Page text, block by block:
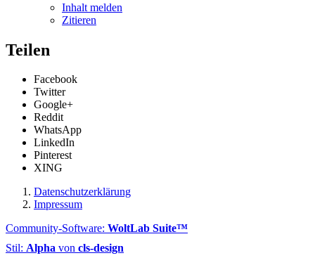
Inhalt melden
Zitieren
Teilen
Facebook
Twitter
Google+
Reddit
WhatsApp
LinkedIn
Pinterest
XING
Datenschutzerklärung
Impressum
Community-Software: WoltLab Suite™
Stil: Alpha von cls-design